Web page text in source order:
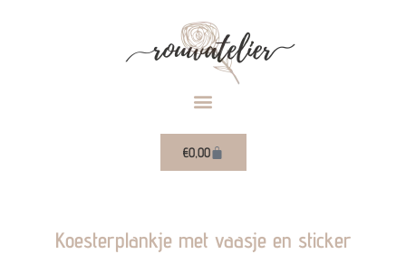
€0,00Winkelwagen
Koesterplankje met vaasje en sticker